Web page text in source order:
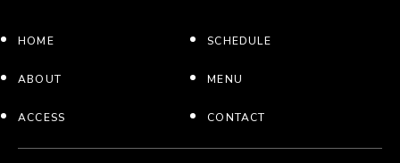
HOME SCHEDULE
ABOUT MENU
ACCESS CONTACT